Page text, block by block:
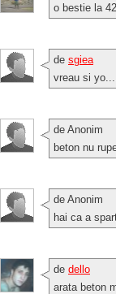
o bestie la
de sgiea
vreau si
de Anonim
beton nu
de Anonim
hai ca a
de dello
arata beton